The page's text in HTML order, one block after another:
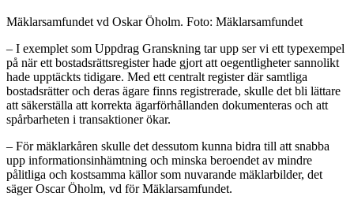
Mäklarsamfundet vd Oskar Öholm. Foto: Mäklarsamfundet
– I exemplet som Uppdrag Granskning tar upp ser vi ett typexempel
på när ett bostadsrättsregister hade gjort att oegentligheter sannolikt
hade upptäckts tidigare. Med ett centralt register där samtliga
bostadsrätter och deras ägare finns registrerade, skulle det bli lättare
att säkerställa att korrekta ägarförhållanden dokumenteras och att
spårbarheten i transaktioner ökar.
– För mäklarkåren skulle det dessutom kunna bidra till att snabba
upp informationsinhämtning och minska beroendet av mindre
pålitliga och kostsamma källor som nuvarande mäklarbilder, det
säger Oscar Öholm, vd för Mäklarsamfundet.